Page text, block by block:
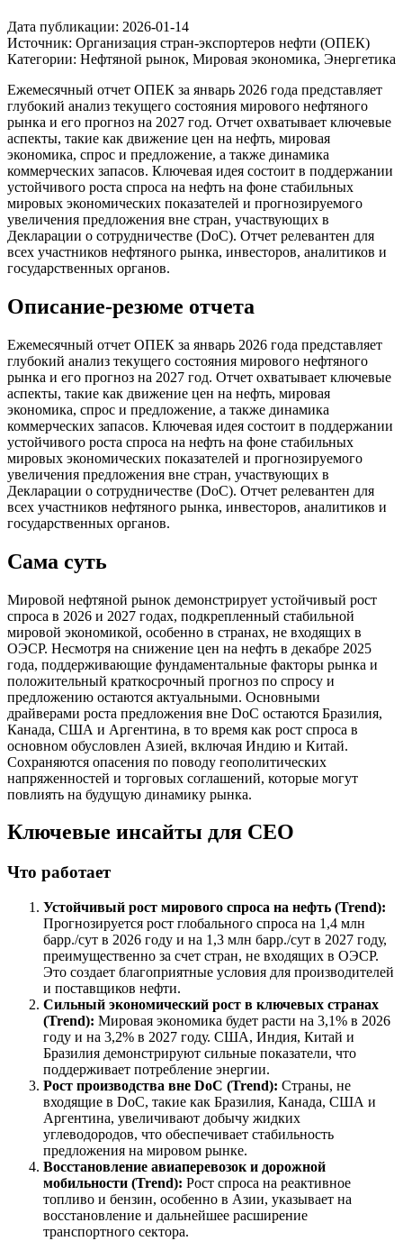
Дата публикации: 2026-01-14
Источник: Организация стран-экспортеров нефти (ОПЕК)
Категории: Нефтяной рынок, Мировая экономика, Энергетика
Ежемесячный отчет ОПЕК за январь 2026 года представляет
глубокий анализ текущего состояния мирового нефтяного
рынка и его прогноз на 2027 год. Отчет охватывает ключевые
аспекты, такие как движение цен на нефть, мировая
экономика, спрос и предложение, а также динамика
коммерческих запасов. Ключевая идея состоит в поддержании
устойчивого роста спроса на нефть на фоне стабильных
мировых экономических показателей и прогнозируемого
увеличения предложения вне стран, участвующих в
Декларации о сотрудничестве (DoC). Отчет релевантен для
всех участников нефтяного рынка, инвесторов, аналитиков и
государственных органов.
Описание-резюме отчета
Ежемесячный отчет ОПЕК за январь 2026 года представляет
глубокий анализ текущего состояния мирового нефтяного
рынка и его прогноз на 2027 год. Отчет охватывает ключевые
аспекты, такие как движение цен на нефть, мировая
экономика, спрос и предложение, а также динамика
коммерческих запасов. Ключевая идея состоит в поддержании
устойчивого роста спроса на нефть на фоне стабильных
мировых экономических показателей и прогнозируемого
увеличения предложения вне стран, участвующих в
Декларации о сотрудничестве (DoC). Отчет релевантен для
всех участников нефтяного рынка, инвесторов, аналитиков и
государственных органов.
Сама суть
Мировой нефтяной рынок демонстрирует устойчивый рост
спроса в 2026 и 2027 годах, подкрепленный стабильной
мировой экономикой, особенно в странах, не входящих в
ОЭСР. Несмотря на снижение цен на нефть в декабре 2025
года, поддерживающие фундаментальные факторы рынка и
положительный краткосрочный прогноз по спросу и
предложению остаются актуальными. Основными
драйверами роста предложения вне DoC остаются Бразилия,
Канада, США и Аргентина, в то время как рост спроса в
основном обусловлен Азией, включая Индию и Китай.
Сохраняются опасения по поводу геополитических
напряженностей и торговых соглашений, которые могут
повлиять на будущую динамику рынка.
Ключевые инсайты для СЕО
Что работает
Устойчивый рост мирового спроса на нефть (Trend):
Прогнозируется рост глобального спроса на 1,4 млн
барр./сут в 2026 году и на 1,3 млн барр./сут в 2027 году,
преимущественно за счет стран, не входящих в ОЭСР.
Это создает благоприятные условия для производителей
и поставщиков нефти.
Сильный экономический рост в ключевых странах
(Trend): Мировая экономика будет расти на 3,1% в 2026
году и на 3,2% в 2027 году. США, Индия, Китай и
Бразилия демонстрируют сильные показатели, что
поддерживает потребление энергии.
Рост производства вне DoC (Trend): Страны, не
входящие в DoC, такие как Бразилия, Канада, США и
Аргентина, увеличивают добычу жидких
углеводородов, что обеспечивает стабильность
предложения на мировом рынке.
Восстановление авиаперевозок и дорожной
мобильности (Trend): Рост спроса на реактивное
топливо и бензин, особенно в Азии, указывает на
восстановление и дальнейшее расширение
транспортного сектора.